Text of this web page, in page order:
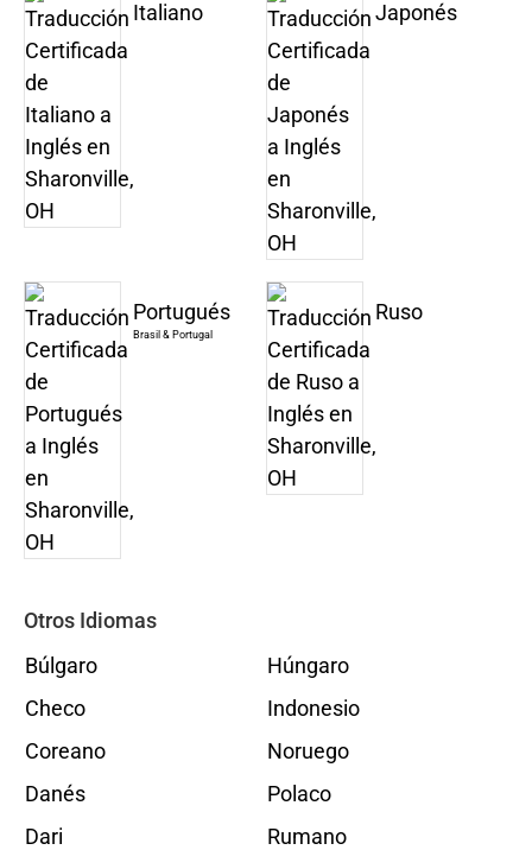
Italiano Japonés
Portugués
Brasil & Portugal
Ruso
Otros Idiomas
Búlgaro
Checo
Coreano
Danés
Dari
Húngaro
Indonesio
Noruego
Polaco
Rumano